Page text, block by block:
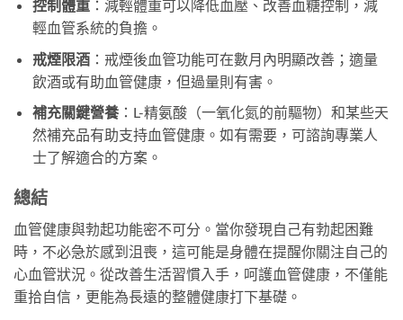
控制體重：減輕體重可以降低血壓、改善血糖控制，減
輕血管系統的負擔。
戒煙限酒：戒煙後血管功能可在數月內明顯改善；適量
飲酒或有助血管健康，但過量則有害。
補充關鍵營養：L-精氨酸（一氧化氮的前驅物）和某些天
然補充品有助支持血管健康。如有需要，可諮詢專業人
士了解適合的方案。
總結
血管健康與勃起功能密不可分。當你發現自己有勃起困難
時，不必急於感到沮喪，這可能是身體在提醒你關注自己的
心血管狀況。從改善生活習慣入手，呵護血管健康，不僅能
重拾自信，更能為長遠的整體健康打下基礎。